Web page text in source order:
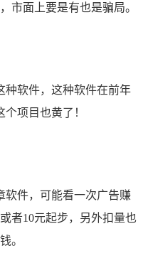
市面上要是有也是骗局。
软件，这种软件在前年
项目也黄了！
件，可能看一次广告赚
者10元起步，另外扣量也
。